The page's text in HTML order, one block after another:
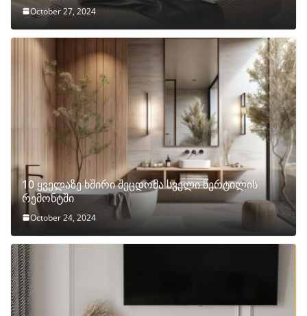
October 27, 2024
10 ყველაზე ხშირი შეცდომა სველი წერტილის
რემონტში
October 24, 2024